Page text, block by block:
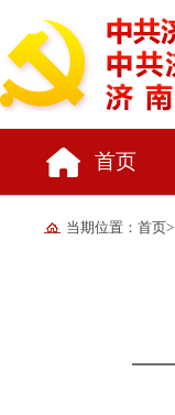
首页
当期位置： 首页>